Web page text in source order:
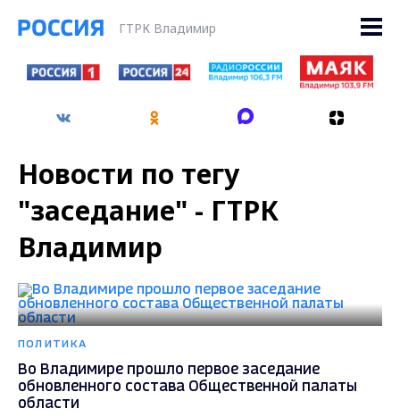
ГТРК Владимир
Новости по тегу
"заседание" - ГТРК
Владимир
ПОЛИТИКА
Во Владимире прошло первое заседание
обновленного состава Общественной палаты
области